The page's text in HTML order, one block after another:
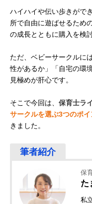
ハイハイや伝い歩きがで
所で自由に遊ばせるため
の成長とともに購入を検
ただ、ベビーサークルに
性があるか」「自宅の環
見極めが肝心です。
そこで今回は、 保育士ラ
サークルを選ぶ3つのポ
きました。
保
た
私